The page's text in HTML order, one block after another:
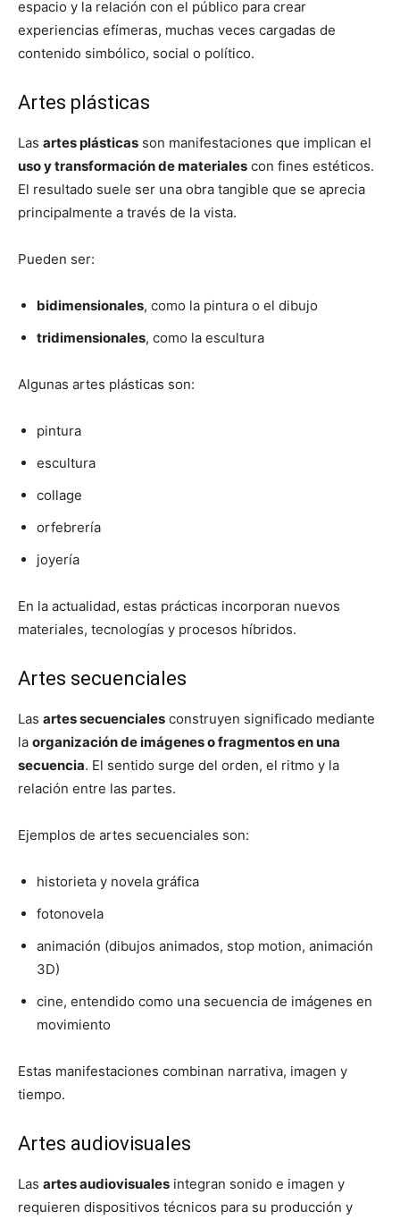
espacio y la relación con el público para crear
experiencias efímeras, muchas veces cargadas de
contenido simbólico, social o político.
Artes plásticas
Las artes plásticas son manifestaciones que implican el
uso y transformación de materiales con fines estéticos.
El resultado suele ser una obra tangible que se aprecia
principalmente a través de la vista.
Pueden ser:
bidimensionales, como la pintura o el dibujo
tridimensionales, como la escultura
Algunas artes plásticas son:
pintura
escultura
collage
orfebrería
joyería
En la actualidad, estas prácticas incorporan nuevos
materiales, tecnologías y procesos híbridos.
Artes secuenciales
Las artes secuenciales construyen significado mediante
la organización de imágenes o fragmentos en una
secuencia. El sentido surge del orden, el ritmo y la
relación entre las partes.
Ejemplos de artes secuenciales son:
historieta y novela gráfica
fotonovela
animación (dibujos animados, stop motion, animación
3D)
cine, entendido como una secuencia de imágenes en
movimiento
Estas manifestaciones combinan narrativa, imagen y
tiempo.
Artes audiovisuales
Las artes audiovisuales integran sonido e imagen y
requieren dispositivos técnicos para su producción y